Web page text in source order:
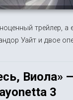
трейлер, а
Уайт и двое
Виола»
3